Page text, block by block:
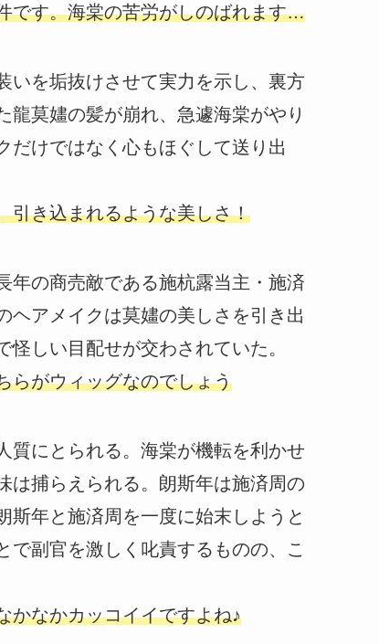
です。海棠の苦労がしのばれます…
いを垢抜けさせて実力を示し、裏方
莫嫿の髪が崩れ、急遽海棠がやり
だけではなく心もほぐして送り出
引き込まれるような美しさ！
年の商売敵である施杭露当主・施済
ヘアメイクは莫嫿の美しさを引き出
しい目配せが交わされていた。
らがウィッグなのでしょう
質にとられる。海棠が機転を利かせ
は捕らえられる。朗斯年は施済周の
斯年と施済周を一度に始末しようと
で副官を激しく叱責するものの、こ
かなかカッコイイですよね♪